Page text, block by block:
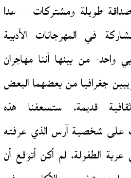
صداقة طويلة ومشتركات – عدا
في المهرجانات الأدبية
واحد- من بينها أننا مهاجران
جغرافيا من بعضهما البعض
قديمة. ستسعفنا هذه
على شخصية آرس الذي عرفته
الطفولة. لم أكن أتوقع أن